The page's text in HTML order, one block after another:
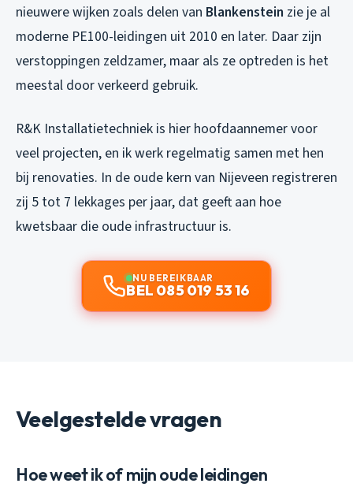
nieuwere wijken zoals delen van Blankenstein zie je al
moderne PE100-leidingen uit 2010 en later. Daar zijn
verstoppingen zeldzamer, maar als ze optreden is het
meestal door verkeerd gebruik.
R&K Installatietechniek is hier hoofdaannemer voor
veel projecten, en ik werk regelmatig samen met hen
bij renovaties. In de oude kern van Nijeveen registreren
zij 5 tot 7 lekkages per jaar, dat geeft aan hoe
kwetsbaar die oude infrastructuur is.
NU BEREIKBAAR
BEL 085 019 53 16
Veelgestelde vragen
Hoe weet ik of mijn oude leidingen